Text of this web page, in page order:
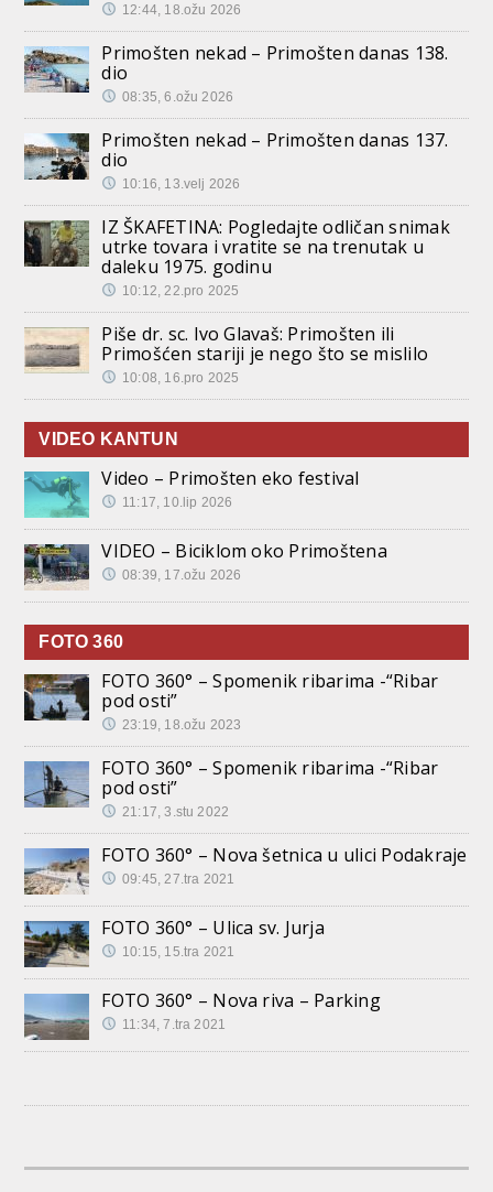
12:44, 18.ožu 2026
Primošten nekad – Primošten danas 138.
dio
08:35, 6.ožu 2026
Primošten nekad – Primošten danas 137.
dio
10:16, 13.velj 2026
IZ ŠKAFETINA: Pogledajte odličan snimak
utrke tovara i vratite se na trenutak u
daleku 1975. godinu
10:12, 22.pro 2025
Piše dr. sc. Ivo Glavaš: Primošten ili
Primošćen stariji je nego što se mislilo
10:08, 16.pro 2025
VIDEO KANTUN
Video – Primošten eko festival
11:17, 10.lip 2026
VIDEO – Biciklom oko Primoštena
08:39, 17.ožu 2026
FOTO 360
FOTO 360° – Spomenik ribarima -“Ribar
pod osti”
23:19, 18.ožu 2023
FOTO 360° – Spomenik ribarima -“Ribar
pod osti”
21:17, 3.stu 2022
FOTO 360° – Nova šetnica u ulici Podakraje
09:45, 27.tra 2021
FOTO 360° – Ulica sv. Jurja
10:15, 15.tra 2021
FOTO 360° – Nova riva – Parking
11:34, 7.tra 2021